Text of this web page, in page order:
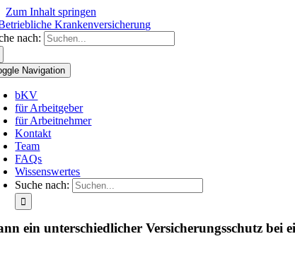
Zum Inhalt springen
nach:
Navigation
bKV
für Arbeitgeber
für Arbeitnehmer
Kontakt
Team
FAQs
Wissenswertes
Suche nach:
ein unterschiedlicher Versicherungsschutz bei